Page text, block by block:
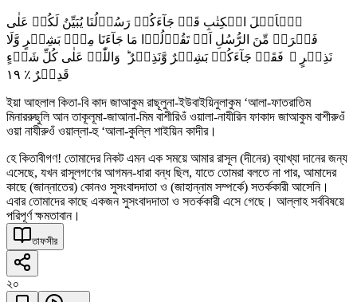
یٰۤاَہۡلَ الۡکِتٰبِ قَدۡ جَآءَکُمۡ رَسُوۡلُنَا یُبَیِّنُ لَکُمۡ عَلٰی
فَتۡرَۃٍ مِّنَ الرُّسُلِ اَنۡ تَقُوۡلُوۡا مَا جَآءَنَا مِنۡۢ بَشِیۡرٍ وَّلَا
نَذِیۡرٍ ۫ فَقَدۡ جَآءَکُمۡ بَشِیۡرٌ وَّنَذِیۡرٌ ؕ وَاللّٰہُ عَلٰی کُلِّ شَیۡءٍ
قَدِیۡرٌ ٪ ١٩
ইয়া আহলাল কিতা-বি কাদ জাআকুম রাছূলুনা-ইউবাইয়িনুলাকুম ‘আলা-ফাতরাতিম
মিনাররুছুলি আন তাকূলূমা-জাআনা-মিম বাশীরিওঁ ওয়ালা-নাযীরিন ফাকাদ জাআকুম বাশীরুওঁ
ওয়া নাযীরুওঁ ওয়াল্লা-হু ‘আলা-কুল্লি শাইয়িন কাদীর।
হে কিতাবীগণ! তোমাদের নিকট এমন এক সময়ে আমার রাসূল (দীনের) ব্যাখ্যা দানের জন্য
এসেছে, যখন রাসূলগণের আগমন-ধারা বন্ধ ছিল, যাতে তোমরা বলতে না পার, আমাদের
কাছে (জান্নাতের) কোনও সুসংবাদদাতা ও (জাহান্নাম সম্পর্কে) সতর্ককারী আসেনি।
এবার তোমাদের কাছে একজন সুসংবাদদাতা ও সতর্ককারী এসে গেছে। আল্লাহ সর্ববিষয়ে
পরিপূর্ণ ক্ষমতাবান।
তাফসীর
২০